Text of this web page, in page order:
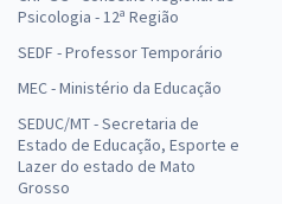
Psicologia - 12ª Região
SEDF - Professor Temporário
MEC - Ministério da Educação
SEDUC/MT - Secretaria de
Estado de Educação, Esporte e
Lazer do estado de Mato
Grosso